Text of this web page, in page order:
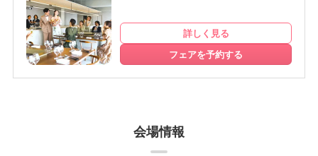
詳しく見る
フェアを予約する
会場情報